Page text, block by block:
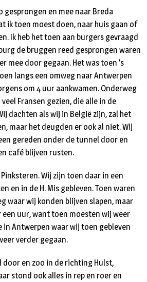
gesprongen en mee naar Breda
ik toen moest doen, naar huis gaan of
Ik heb het toen aan burgers gevraagd
de bruggen reed gesprongen waren
mee door gegaan. Het was toen ’s
langs een omweg naar Antwerpen
om 4 uur aankwamen. Onderweg
Fransen gezien, die alle in de
dachten als wij in België zijn, zal het
maar het deugden er ook al niet. Wij
gereden onder de tunnel door en
café blijven rusten.
Wij zijn toen daar in een
en in de H. Mis gebleven. Toen waren
waar wij konden blijven slapen, maar
een uur, want toen moesten wij weer
in Antwerpen waar wij toen gebleven
verder gegaan.
door en zoo in de richting Hulst,
stond ook alles in rep en roer en